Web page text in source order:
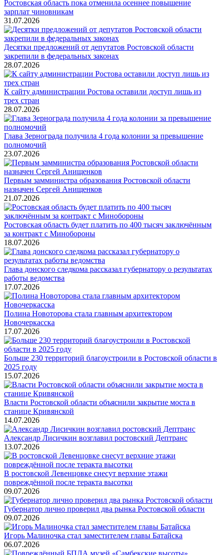
Ростовская область пока отменила осеннее повышение
зарплат чиновникам
31.07.2026
Десятки предложений от депутатов Ростовской области
закрепили в федеральных законах
28.07.2026
К сайту администрации Ростова оставили доступ лишь из
трех стран
28.07.2026
Глава Зернограда получила 4 года колонии за превышение
полномочий
23.07.2026
Первым замминистра образования Ростовской области
назначен Сергей Анищенков
21.07.2026
Ростовская область будет платить по 400 тысяч заключённым
за контракт с Минобороны
18.07.2026
Глава донского следкома рассказал губернатору о результатах
работы ведомства
17.07.2026
Полина Новоторова стала главным архитектором
Новочеркасска
17.07.2026
Больше 230 территорий благоустроили в Ростовской области в
2025 году
15.07.2026
Власти Ростовской области объяснили закрытие моста в
станице Кривянской
14.07.2026
Александр Лисичкин возглавил ростовский Дептранс
13.07.2026
В ростовской Левенцовке снесут верхние этажи
повреждённой после теракта высотки
09.07.2026
Губернатор лично проверил два рынка Ростовской области
09.07.2026
Игорь Малиночка стал заместителем главы Батайска
06.07.2026